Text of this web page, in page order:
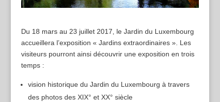
Du 18 mars au 23 juillet 2017, le Jardin du Luxembourg
accueillera l’exposition « Jardins extraordinaires ». Les
visiteurs pourront ainsi découvrir une exposition en trois
temps :
vision historique du Jardin du Luxembourg à travers
des photos des XIX° et XX° siècle